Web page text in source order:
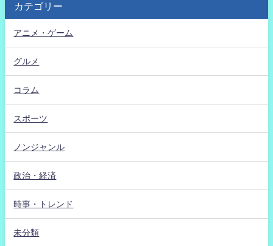
カテゴリー
アニメ・ゲーム
グルメ
コラム
スポーツ
ノンジャンル
政治・経済
時事・トレンド
未分類